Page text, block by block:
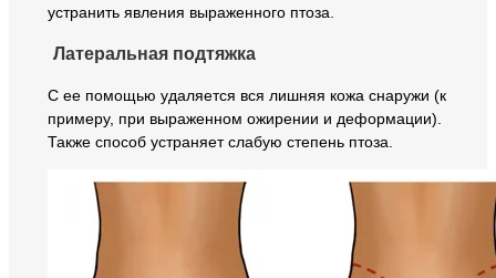
устранить явления выраженного птоза.
Латеральная подтяжка
С ее помощью удаляется вся лишняя кожа снаружи (к
примеру, при выраженном ожирении и деформации).
Также способ устраняет слабую степень птоза.